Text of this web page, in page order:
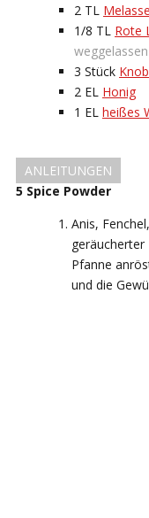
2 TL Melasse
1/8 TL Rote
3 Stück
2 EL Honig
1 EL heißes
ANLEITUNGEN
5 Spice Powder
Anis,
Pfanne
und die